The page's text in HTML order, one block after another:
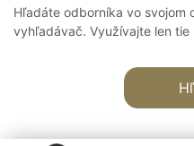
Hľadáte odborníka vo svojom
vyhľadávač. Využívajte len tie